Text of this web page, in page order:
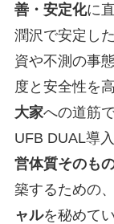
善・安定化に
潤沢で安定し
資や不測の事
度と安全性を
大家への道筋で
UFB DUAL導
営体質そのも
築するための
ャルを秘めて